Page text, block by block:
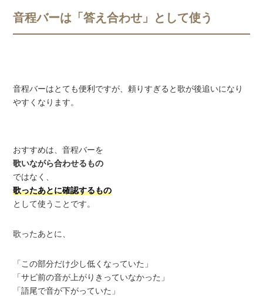
音程バーは「答え合わせ」として使う
音程バーはとても便利ですが、頼りすぎると歌が後追いになり
やすくなります。
おすすめは、音程バーを
歌いながら合わせるもの
ではなく、
歌ったあとに確認するもの
として使うことです。
歌ったあとに、
「この部分だけ少し低くなっていた」
「サビ前の音が上がりきっていなかった」
「語尾で音が下がっていた」